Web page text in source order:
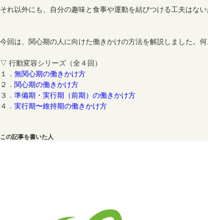
それ以外にも、自分の趣味と食事や運動を結びつける工夫はな
今回は、関心期の人に向けた働きかけの方法を解説しました。
▽ 行動変容シリーズ（全４回）
１． 無関心期の働きかけ方
２． 関心期の働きかけ方
３． 準備期・実行期（前期）の働きかけ方
４． 実行期〜維持期の働きかけ方
この記事を書いた人